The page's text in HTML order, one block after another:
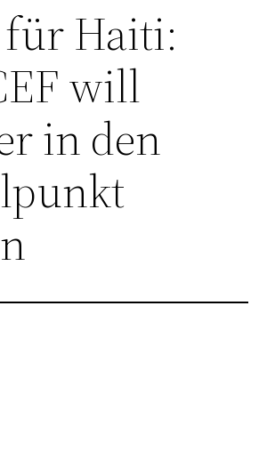
Haiti:
will
in den